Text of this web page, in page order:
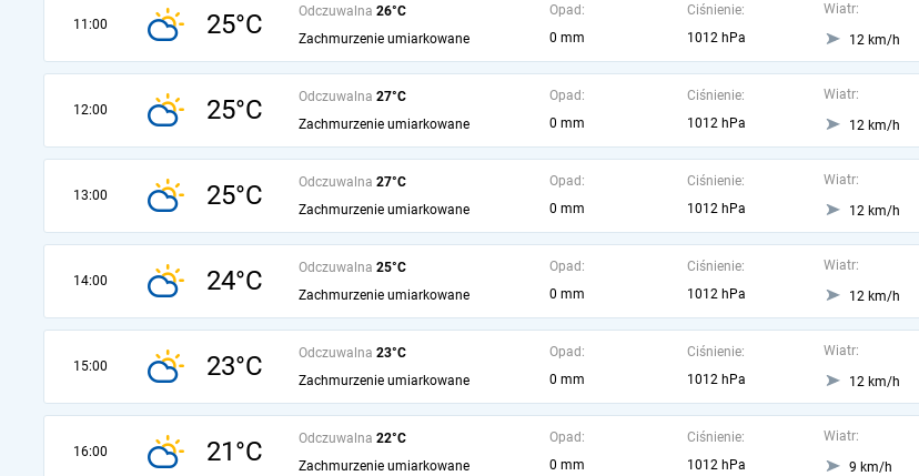
11:00 25°C Odczuwalna 26°C
Zachmurzenie umiarkowane
Opad:
0 mm
Ciśnienie:
1012 hPa
Wiatr:
12 km/h
12:00 25°C Odczuwalna 27°C
Zachmurzenie umiarkowane
Opad:
0 mm
Ciśnienie:
1012 hPa
Wiatr:
12 km/h
13:00 25°C Odczuwalna 27°C
Zachmurzenie umiarkowane
Opad:
0 mm
Ciśnienie:
1012 hPa
Wiatr:
12 km/h
14:00 24°C Odczuwalna 25°C
Zachmurzenie umiarkowane
Opad:
0 mm
Ciśnienie:
1012 hPa
Wiatr:
12 km/h
15:00 23°C Odczuwalna 23°C
Zachmurzenie umiarkowane
Opad:
0 mm
Ciśnienie:
1012 hPa
Wiatr:
12 km/h
16:00 21°C Odczuwalna 22°C
Zachmurzenie umiarkowane
Opad:
0 mm
Ciśnienie:
1012 hPa
Wiatr:
9 km/h